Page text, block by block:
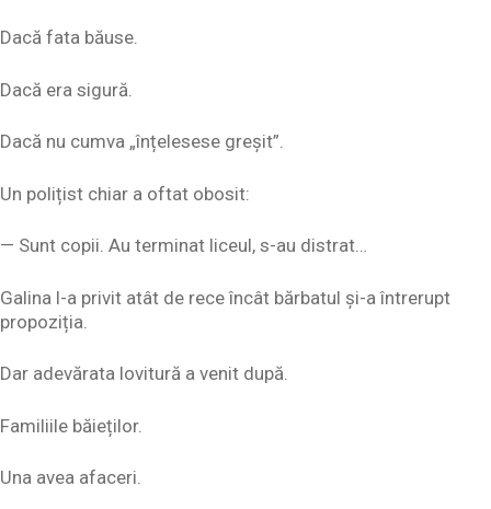
Dacă fata băuse.
Dacă era sigură.
Dacă nu cumva „înțelesese greșit”.
Un polițist chiar a oftat obosit:
— Sunt copii. Au terminat liceul, s-au distrat…
Galina l-a privit atât de rece încât bărbatul și-a întrerupt
propoziția.
Dar adevărata lovitură a venit după.
Familiile băieților.
Una avea afaceri.